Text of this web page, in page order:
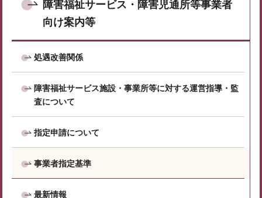
障害福祉サービス・障害児通所等事業者
向け案内等
処遇改善関係
障害福祉サービス施設・事業所等に対する運営指導・監
査について
指定申請について
事業者指定基準
最新情報